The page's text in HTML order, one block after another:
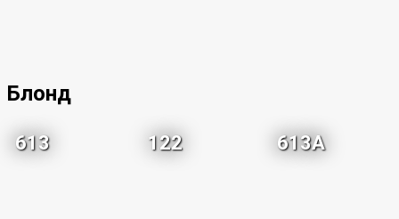
Блонд
613 122 613A